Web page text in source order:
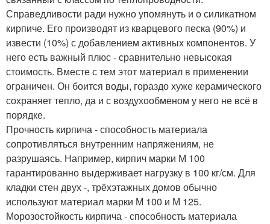
Справедливости ради нужно упомянуть и о силикатном
кирпиче. Его производят из кварцевого песка (90%) и
извести (10%) с добавлением активных компонентов. У
него есть важный плюс - сравнительно невысокая
стоимость. Вместе с тем этот материал в применении
ограничен. Он боится воды, гораздо хуже керамического
сохраняет тепло, да и с воздухообменом у него не всё в
порядке.
Прочность кирпича - способность материала
сопротивляться внутренним напряжениям, не
разрушаясь. Например, кирпич марки М 100
гарантированно выдерживает нагрузку в 100 кг/см. Для
кладки стен двух -, трёхэтажных домов обычно
используют материал марки М 100 и М 125.
Морозостойкость кирпича - способность материала